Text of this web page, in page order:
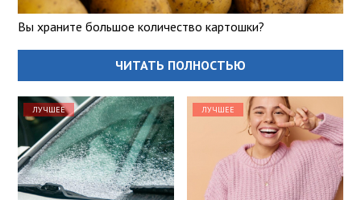
Вы храните большое количество картошки?
ЧИТАТЬ ПОЛНОСТЬЮ
ЛУЧШЕЕ ЛУЧШЕЕ